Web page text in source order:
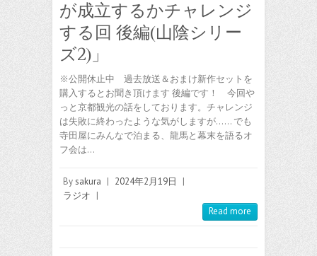
が成立するかチャレンジ
する回 後編(山陰シリー
ズ2)」
※公開休止中 過去放送＆おまけ新作セットを
購入するとお聞き頂けます 後編です！ 今回や
っと京都観光の話をしております。チャレンジ
は失敗に終わったような気がしますが…… でも
寺田屋にみんなで泊まる、龍馬と幕末を語るオ
フ会は…
Bysakura | 2024年2月19日
|
ラジオ |
Read more